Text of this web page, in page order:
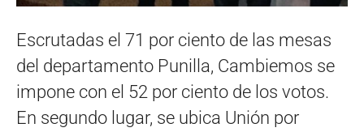
Escrutadas el 71 por ciento de las mesas
del departamento Punilla, Cambiemos se
impone con el 52 por ciento de los votos.
En segundo lugar, se ubica Unión por